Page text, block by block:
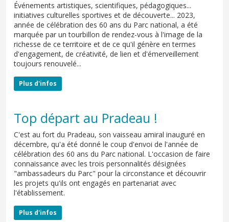
Événements artistiques, scientifiques, pédagogiques...
initiatives culturelles sportives et de découverte... 2023,
année de célébration des 60 ans du Parc national, a été
marquée par un tourbillon de rendez-vous à l'image de la
richesse de ce territoire et de ce qu'il génère en termes
d'engagement, de créativité, de lien et d'émerveillement
toujours renouvelé...
Plus d'infos
Top départ au Pradeau !
C'est au fort du Pradeau, son vaisseau amiral inauguré en
décembre, qu'a été donné le coup d'envoi de l'année de
célébration des 60 ans du Parc national. L'occasion de faire
connaissance avec les trois personnalités désignées
"ambassadeurs du Parc" pour la circonstance et découvrir
les projets qu'ils ont engagés en partenariat avec
l'établissement.
Plus d'infos